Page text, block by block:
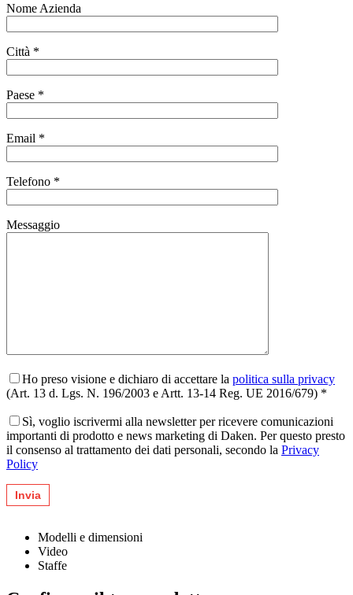
Nome Azienda
Città *
Paese *
Email *
Telefono *
Messaggio
Ho preso visione e dichiaro di accettare la politica sulla privacy
(Art. 13 d. Lgs. N. 196/2003 e Artt. 13-14 Reg. UE 2016/679) *
Sì, voglio iscrivermi alla newsletter per ricevere comunicazioni
importanti di prodotto e news marketing di Daken. Per questo presto
il consenso al trattamento dei dati personali, secondo la Privacy
Policy
Modelli e dimensioni
Video
Staffe